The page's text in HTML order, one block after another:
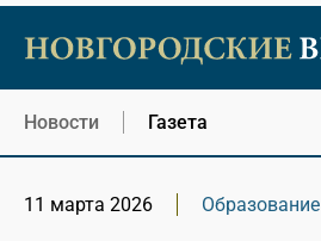
Новости Газета
11 марта 2026 Образование